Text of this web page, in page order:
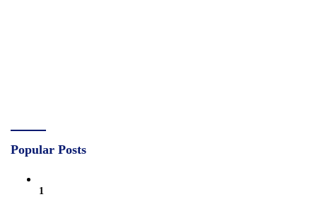
Popular Posts
1